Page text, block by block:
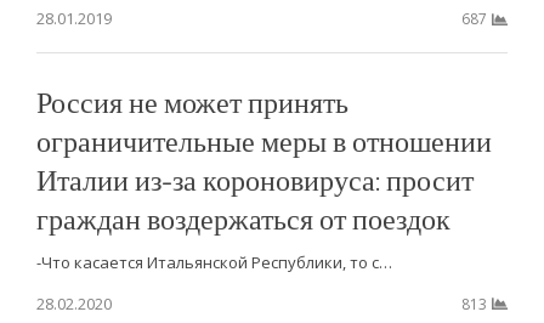
28.01.2019
687
Россия не может принять
ограничительные меры в отношении
Италии из-за короновируса: просит
граждан воздержаться от поездок
-Что касается Итальянской Республики, то с…
28.02.2020
813